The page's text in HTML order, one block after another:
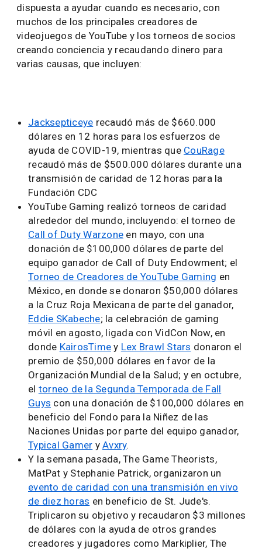
dispuesta a ayudar cuando es necesario, con
muchos de los principales creadores de
videojuegos de YouTube y los torneos de socios
creando conciencia y recaudando dinero para
varias causas, que incluyen:
Jacksepticeye recaudó más de $660.000
dólares en 12 horas para los esfuerzos de
ayuda de COVID-19, mientras que CouRage
recaudó más de $500.000 dólares durante una
transmisión de caridad de 12 horas para la
Fundación CDC
YouTube Gaming realizó torneos de caridad
alrededor del mundo, incluyendo: el torneo de
Call of Duty Warzone en mayo, con una
donación de $100,000 dólares de parte del
equipo ganador de Call of Duty Endowment; el
Torneo de Creadores de YouTube Gaming en
México, en donde se donaron $50,000 dólares
a la Cruz Roja Mexicana de parte del ganador,
Eddie SKabeche; la celebración de gaming
móvil en agosto, ligada con VidCon Now, en
donde KairosTime y Lex Brawl Stars donaron el
premio de $50,000 dólares en favor de la
Organización Mundial de la Salud; y en octubre,
el torneo de la Segunda Temporada de Fall
Guys con una donación de $100,000 dólares en
beneficio del Fondo para la Niñez de las
Naciones Unidas por parte del equipo ganador,
Typical Gamer y Avxry.
Y la semana pasada, The Game Theorists,
MatPat y Stephanie Patrick, organizaron un
evento de caridad con una transmisión en vivo
de diez horas en beneficio de St. Jude's.
Triplicaron su objetivo y recaudaron $3 millones
de dólares con la ayuda de otros grandes
creadores y jugadores como Markiplier, The